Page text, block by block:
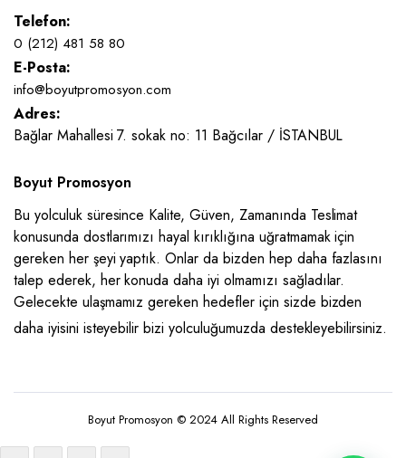
Telefon:
0 (212) 481 58 80
E-Posta:
info@boyutpromosyon.com
Adres:
Bağlar Mahallesi 7. sokak no: 11 Bağcılar / İSTANBUL
Boyut Promosyon
Bu yolculuk süresince Kalite, Güven, Zamanında Teslimat
konusunda dostlarımızı hayal kırıklığına uğratmamak için
gereken her şeyi yaptık. Onlar da bizden hep daha fazlasını
talep ederek, her konuda daha iyi olmamızı sağladılar.
Gelecekte ulaşmamız gereken hedefler için sizde bizden
daha iyisini isteyebilir bizi yolculuğumuzda destekleyebilirsiniz.
Boyut Promosyon © 2024 All Rights Reserved